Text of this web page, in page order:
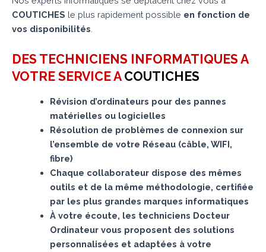
COUTICHES le plus rapidement possible en fonction de
vos disponibilités.
DES TECHNICIENS INFORMATIQUES A
VOTRE SERVICE A COUTICHES
Révision d’ordinateurs pour des pannes
matérielles ou logicielles
Résolution de problèmes de connexion sur
l’ensemble de votre Réseau (câble, WIFI,
fibre)
Chaque collaborateur dispose des mêmes
outils et de la même méthodologie, certifiée
par les plus grandes marques informatiques
À votre écoute, les techniciens Docteur
Ordinateur vous proposent des solutions
personnalisées et adaptées à votre